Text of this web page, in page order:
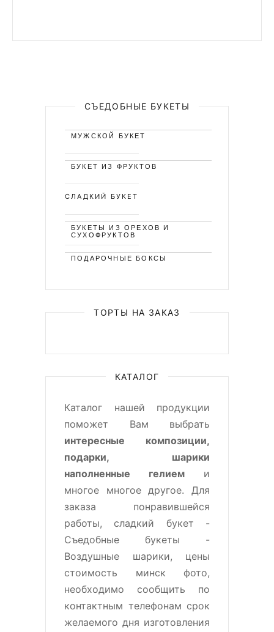
СЪЕДОБНЫЕ БУКЕТЫ
МУЖСКОЙ БУКЕТ
БУКЕТ ИЗ ФРУКТОВ
СЛАДКИЙ БУКЕТ
БУКЕТЫ ИЗ ОРЕХОВ И
СУХОФРУКТОВ
ПОДАРОЧНЫЕ БОКСЫ
ТОРТЫ НА ЗАКАЗ
КАТАЛОГ
Каталог нашей продукции
поможет Вам выбрать
интересные композиции,
подарки, шарики
наполненные гелием и
многое многое другое. Для
заказа понравившейся
работы, сладкий букет -
Съедобные букеты -
Воздушные шарики, цены
стоимость минск фото,
необходимо сообщить по
контактным телефонам срок
желаемого дня изготовления